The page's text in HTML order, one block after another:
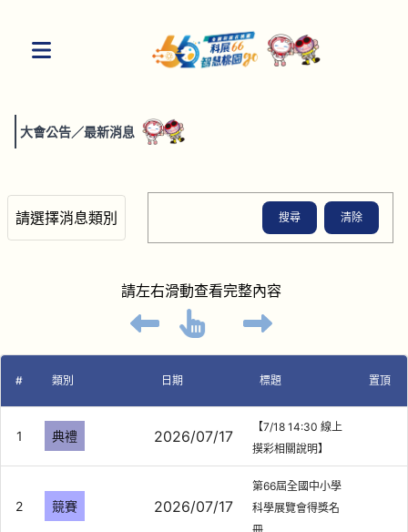
大會公告／最新消息
搜尋 清除
請左右滑動查看完整內容
# 類別 日期 標題 置頂
1 典禮 2026/07/17
【7/18 14:30 線上
摸彩相關說明】
2 競賽 2026/07/17
第66屆全國中小學
科學展覽會得獎名